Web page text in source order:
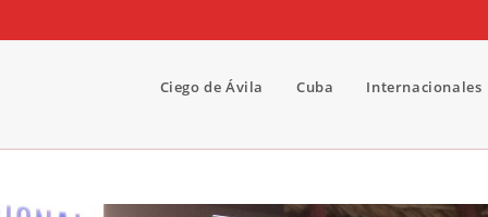
Ciego de Ávila Cuba Internacionales